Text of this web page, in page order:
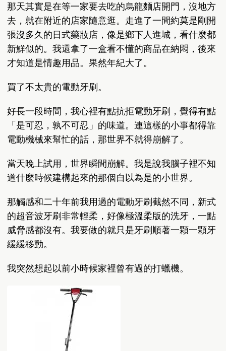
那天其實是在等一家要去吃的烏龍麵店開門，沒地方
去，就在附近的店家隨意逛。走進了一間約莫是剛開
張沒多久的日式藥妝店，像是鄉下人進城，看什麼都
新鮮似的。我還拿了一盒看不懂的商品在納悶，後來
才知道是情趣用品。果然年紀大了。
買了不太貴的電動牙刷。
好長一段時間，我心裡有點抗拒電動牙刷，覺得有點
「是可忍，孰不可忍」的味道。連這樣的小事都得靠
電動機械來幫忙的話，那世界不就得崩解了。
當天晚上試用，世界瞬間崩解。我是說我腦子裡不知
道什麼時候建構起來的那個自以為是的小世界。
那觸感和二十年前我用過的電動牙刷截然不同，新式
的超音波牙刷非常輕柔，好像極溫柔版的洗牙，一點
威脅感都沒有。我要做的就只是牙刷順著一顆一顆牙
緩緩移動。
我突然想起以前小時候家裡曾有過的打蠟機。